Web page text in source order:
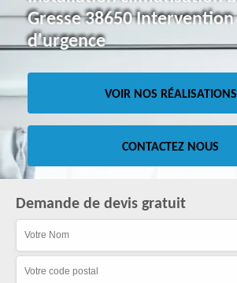
Gresse 38650 Intervention
d'urgence
VOIR NOS RÉALISATIONS
CONTACTEZ NOUS
Demande de devis gratuit